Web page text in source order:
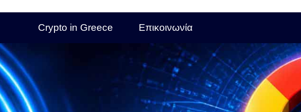
Crypto in Greece Επικοινωνία